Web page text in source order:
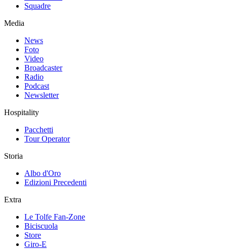
Squadre
Media
News
Foto
Video
Broadcaster
Radio
Podcast
Newsletter
Hospitality
Pacchetti
Tour Operator
Storia
Albo d'Oro
Edizioni Precedenti
Extra
Le Tolfe Fan-Zone
Biciscuola
Store
Giro-E